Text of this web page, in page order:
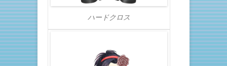
ハードクロス